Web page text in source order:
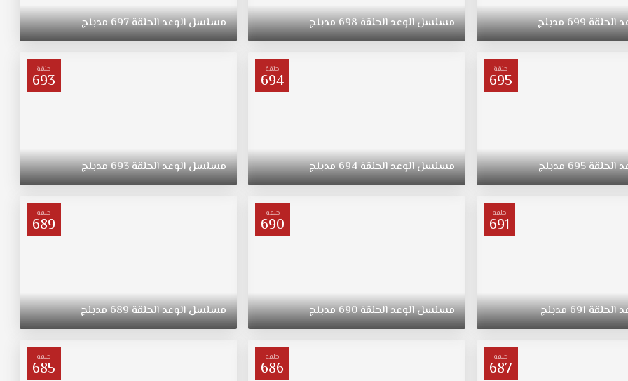
الحلقة699مدبلج مسلسلالوعدالحلقة698مدبلج مسلسلالوعدالحلقة697مدبلج
حلقة
695
الحلقة695مدبلج
حلقة
694
مسلسلالوعدالحلقة694مدبلج
حلقة
693
مسلسلالوعدالحلقة693مدبلج
حلقة
691
الحلقة691مدبلج
حلقة
690
مسلسلالوعدالحلقة690مدبلج
حلقة
689
مسلسلالوعدالحلقة689مدبلج
حلقة
687
حلقة
686
حلقة
685